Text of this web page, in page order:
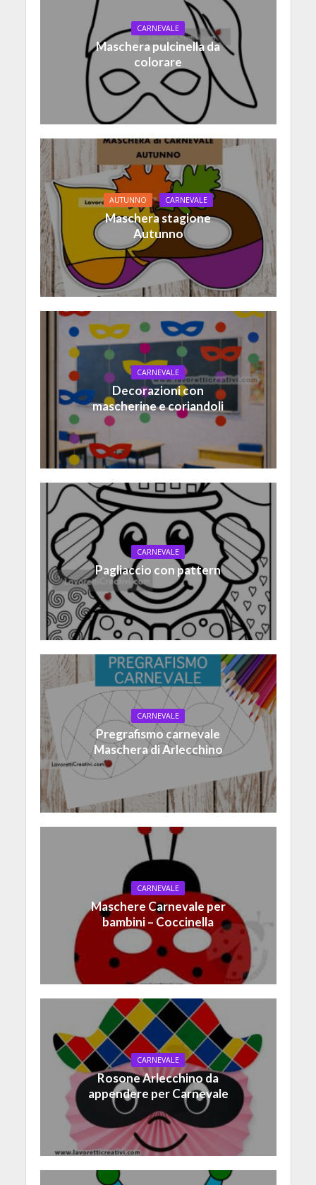
CARNEVALE
Maschera pulcinella da
colorare
AUTUNNO CARNEVALE
Maschera stagione
Autunno
CARNEVALE
Decorazioni con
mascherine e coriandoli
CARNEVALE
Pagliaccio con pattern
CARNEVALE
Pregrafismo carnevale
Maschera di Arlecchino
CARNEVALE
Maschere Carnevale per
bambini – Coccinella
CARNEVALE
Rosone Arlecchino da
appendere per Carnevale